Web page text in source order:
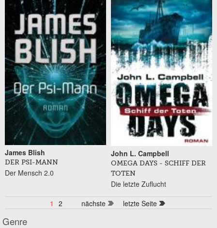
James Blish
DER PSI-MANN
Der Mensch 2.0
John L. Campbell
OMEGA DAYS - SCHIFF DER
TOTEN
Die letzte Zuflucht
1 2 nächste letzte Seite
Genre